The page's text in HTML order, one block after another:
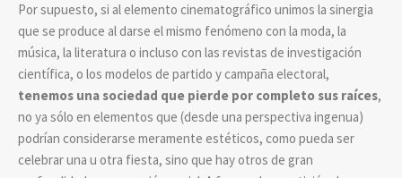
Por supuesto, si al elemento cinematográfico unimos la sinergia
que se produce al darse el mismo fenómeno con la moda, la
música, la literatura o incluso con las revistas de investigación
científica, o los modelos de partido y campaña electoral,
tenemos una sociedad que pierde por completo sus raíces,
no ya sólo en elementos que (desde una perspectiva ingenua)
podrían considerarse meramente estéticos, como pueda ser
celebrar una u otra fiesta, sino que hay otros de gran